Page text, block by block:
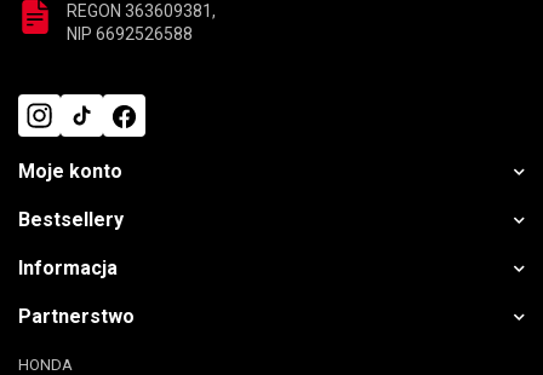
REGON 363609381,
NIP 6692526588
Moje konto
Bestsellery
Informacja
Partnerstwo
HONDA